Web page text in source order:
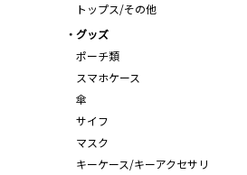
トップス/その他
グッズ
ポーチ類
スマホケース
傘
サイフ
マスク
キーケース/キーアクセサリ